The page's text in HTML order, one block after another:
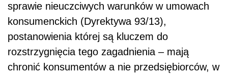
sprawie nieuczciwych warunków w umowach
konsumenckich (Dyrektywa 93/13),
postanowienia której są kluczem do
rozstrzygnięcia tego zagadnienia – mają
chronić konsumentów a nie przedsiębiorców, w